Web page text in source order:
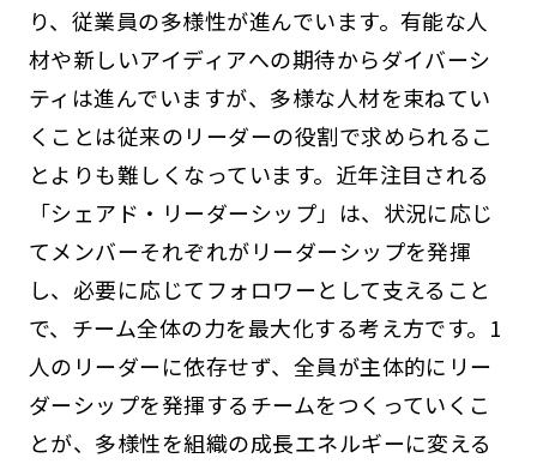
り、従業員の多様性が進んでいます。有能な人
材や新しいアイディアへの期待からダイバーシ
ティは進んでいますが、多様な人材を束ねてい
くことは従来のリーダーの役割で求められるこ
とよりも難しくなっています。近年注目される
「シェアド・リーダーシップ」は、状況に応じ
てメンバーそれぞれがリーダーシップを発揮
し、必要に応じてフォロワーとして支えること
で、チーム全体の力を最大化する考え方です。1
人のリーダーに依存せず、全員が主体的にリー
ダーシップを発揮するチームをつくっていくこ
とが、多様性を組織の成長エネルギーに変える